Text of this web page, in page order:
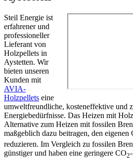
Steil Energie ist
erfahrener und
professioneller
Lieferant von
Holzpellets in
Aystetten. Wir
bieten unseren
Kunden mit
AVIA-
Holzpellets eine
umweltfreundliche, kosteneffektive und
Energiebedürfnisse. Das Heizen mit
Alternative zum Heizen mit fossilen
maßgeblich dazu beitragen, den eigenen
reduzieren. Im Vergleich zu fossilen
günstiger und haben eine geringere CO2